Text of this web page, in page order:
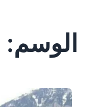
الوسم: